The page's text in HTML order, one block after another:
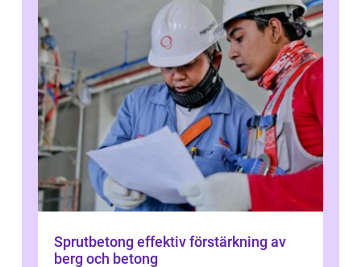
Sprutbetong effektiv förstärkning av
berg och betong